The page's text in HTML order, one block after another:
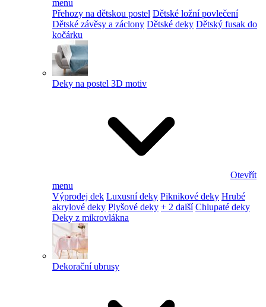
menu
Přehozy na dětskou postel Dětské ložní povlečení
Dětské závěsy a záclony Dětské deky Dětský fusak do
kočárku
Deky na postel 3D motiv
Otevřít
menu
Výprodej dek Luxusní deky Piknikové deky Hrubé
akrylové deky Plyšové deky + 2 další Chlupaté deky
Deky z mikrovlákna
Dekorační ubrusy